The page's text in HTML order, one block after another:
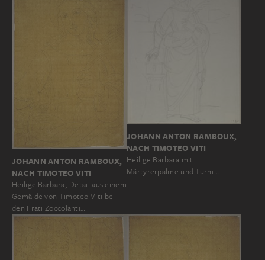
JOHANN ANTON RAMBOUX,
NACH TIMOTEO VITI
Heilige Barbara, Detail aus einem
Gemälde von Timoteo Viti bei
den Frati Zoccolanti…
JOHANN ANTON RAMBOUX,
NACH TIMOTEO VITI
Heilige Barbara mit
Märtyrerpalme und Turm…